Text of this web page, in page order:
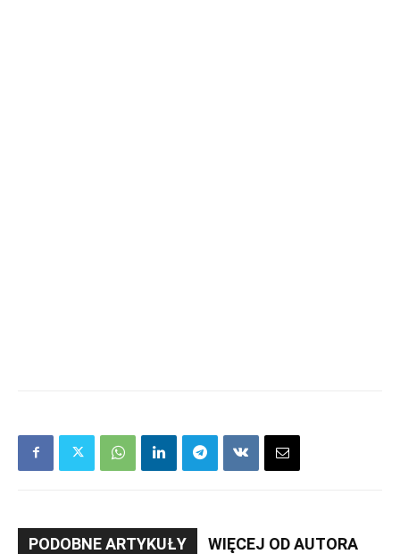
PODOBNE ARTYKUŁY WIĘCEJ OD AUTORA